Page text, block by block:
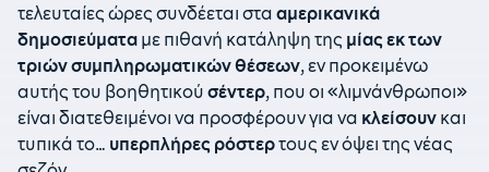
τελευταίες ώρες συνδέεται στα αμερικανικά
δημοσιεύματα με πιθανή κατάληψη της μίας εκ των
τριών συμπληρωματικών θέσεων, εν προκειμένω
αυτής του βοηθητικού σέντερ, που οι «λιμνάνθρωποι»
είναι διατεθειμένοι να προσφέρουν για να κλείσουν και
τυπικά το… υπερπλήρες ρόστερτους εν όψει της νέας